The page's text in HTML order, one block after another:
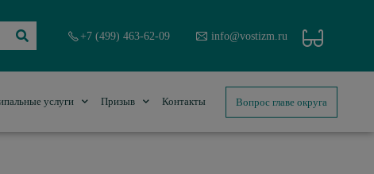
+7 (499) 463-62-09 info@vostizm.ru
услуги Призыв Контакты Вопрос главе округа